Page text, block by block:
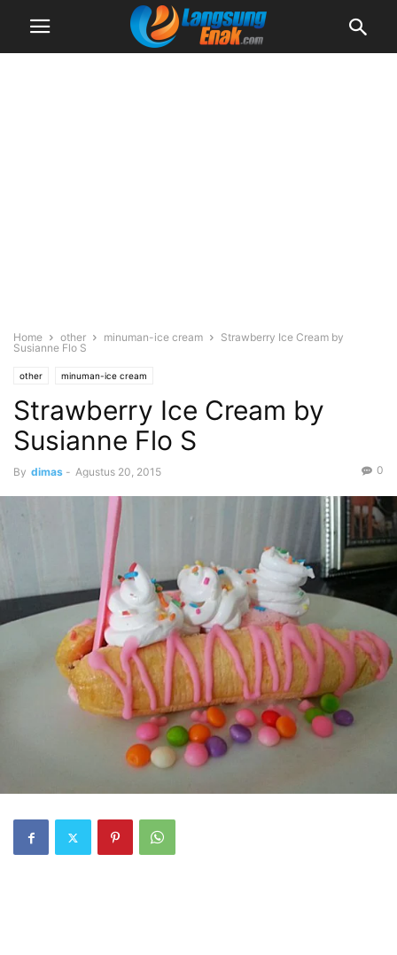
Home other minuman-ice cream
Strawberry Ice Cream by
Susianne Flo S
other minuman-ice cream
Strawberry Ice Cream by
Susianne Flo S
By dimas - Agustus 20, 2015 0